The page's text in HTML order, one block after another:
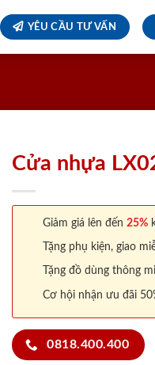
YÊU CẦU TƯ VẤN
Cửa nhựa
Giảm giá lên đến 25%
Tặng phụ kiện, giao
Tặng đồ dùng thông
Cơ hội nhận ưu đãi
0818.400.400